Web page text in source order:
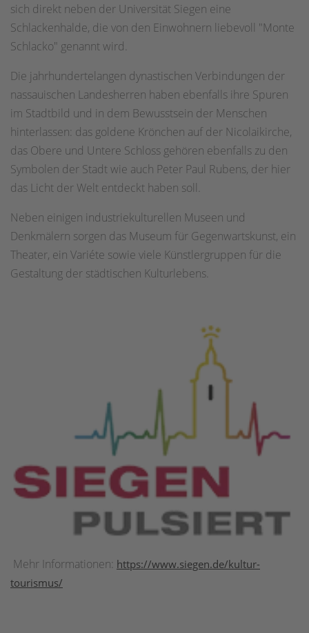
sich direkt neben der Universität Siegen eine
Schlackenhalde, die von den Einwohnern liebevoll "Monte
Schlacko" genannt wird.
Die jahrhundertelangen dynastischen Verbindungen der
nassauischen Landesherren haben ebenfalls ihre Spuren
im Stadtbild und in dem Bewusstsein der Menschen
hinterlassen: das goldene Krönchen auf der Nicolaikirche,
das Obere und Untere Schloss gehören ebenfalls zu den
Symbolen der Stadt wie auch Peter Paul Rubens, der hier
das Licht der Welt entdeckt haben soll.
Neben einigen industriekulturellen Museen und
Denkmälern sorgen das Museum für Gegenwartskunst, ein
Theater, ein Variéte sowie viele Künstlergruppen für die
Gestaltung der städtischen Kulturlebens.
Mehr Informationen: https://www.siegen.de/kultur-
tourismus/